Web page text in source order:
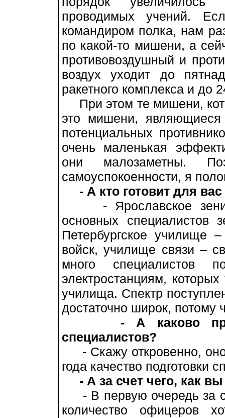
проводимых учений.
командиром полка, нам
по какой-то мишени, а
противовоздушный и
воздух уходит до
ракетного комплекса и до
При этом те мишени,
это мишени, являющиеся
потенциальных
очень маленькая
они малозаметны.
самоуспокоенности, я
- А кто готовит для
- Ярославское
основных специалистов
Петербургское училище
войск, училище связи –
много специалистов
электростанциям,
училища. Спектр
достаточно широк, потому
- А каково
специалистов?
- Скажу откровенно,
года качество подготовки
- А за счет чего, как
- В первую очередь за
количество офицеров